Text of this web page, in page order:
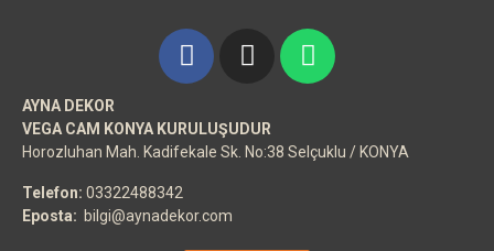
AYNA DEKOR
VEGA CAM KONYA KURULUŞUDUR
Horozluhan Mah. Kadifekale Sk. No:38 Selçuklu / KONYA
Telefon: 03322488342
Eposta: bilgi@aynadekor.com